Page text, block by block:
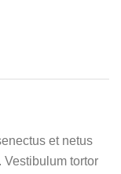
et netus
Vestibulum tortor